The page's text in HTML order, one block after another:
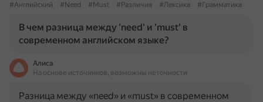
#Английский
#Need #Must #Различия #Лексика #Грамматика
В чем разница между 'need' и 'must' в
современном английском языке?
Алиса
На основе источников, возможны неточности
Разница между «need» и «must» в современном